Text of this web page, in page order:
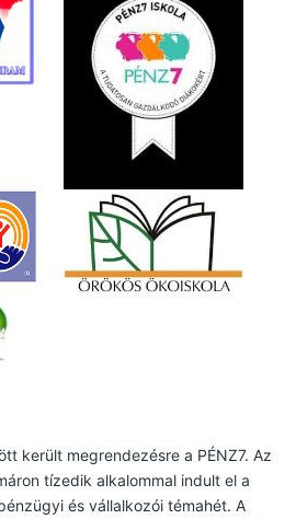
került megrendezésre a PÉNZ7. Az
tízedik alkalommal indult el a
és vállalkozói témahét. A